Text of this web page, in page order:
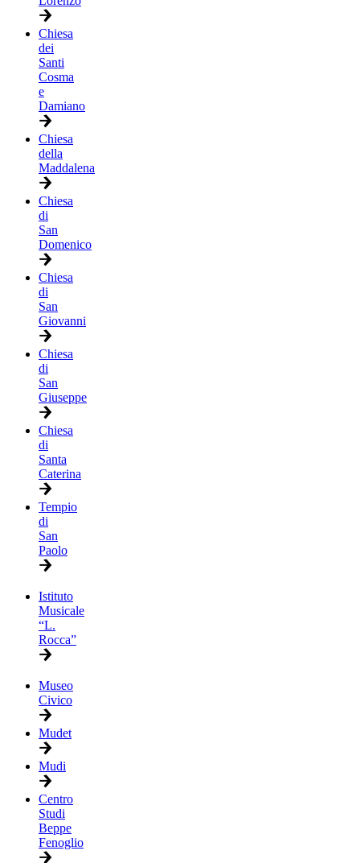
Chiesa
dei
Santi
Cosma
e
Damiano
Chiesa
della
Maddalena
Chiesa
di
San
Domenico
Chiesa
di
San
Giovanni
Chiesa
di
San
Giuseppe
Chiesa
di
Santa
Caterina
Tempio
di
San
Paolo
Istituto
Musicale
“L.
Rocca”
Museo
Civico
Mudet
Mudi
Centro
Studi
Beppe
Fenoglio